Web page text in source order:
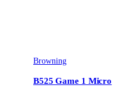
Browning
B525 Game 1 Micro